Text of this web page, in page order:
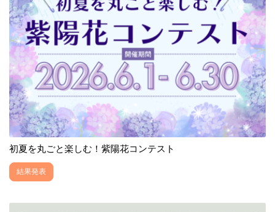
初夏を丸ごと楽しむ！紫陽花コンテスト
結果発表